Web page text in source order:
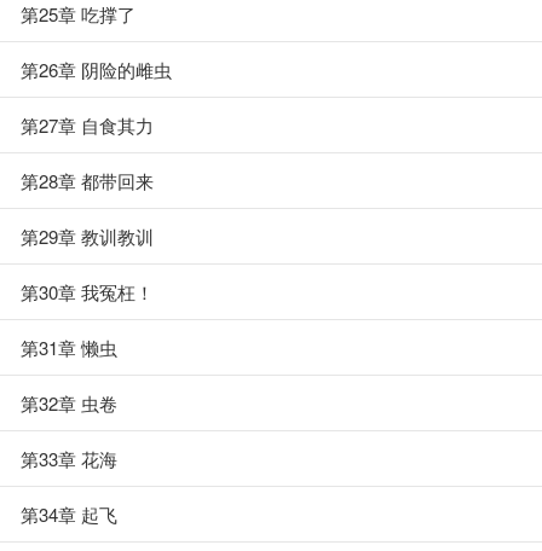
第25章 吃撑了
第26章 阴险的雌虫
第27章 自食其力
第28章 都带回来
第29章 教训教训
第30章 我冤枉！
第31章 懒虫
第32章 虫卷
第33章 花海
第34章 起飞